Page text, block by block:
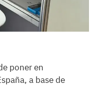
poner en
a base de